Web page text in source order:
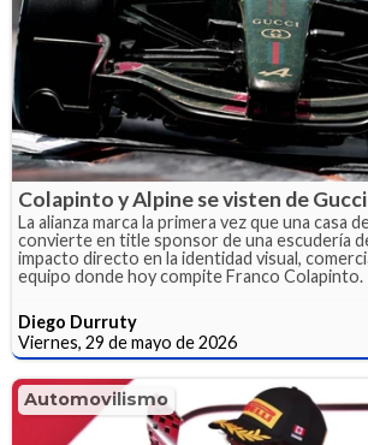
Colapinto y Alpine se visten de Gucci
La alianza marca la primera vez que una casa
convierte en title sponsor de una escudería
impacto directo en la identidad visual,
equipo donde hoy compite Franco Colapinto.
Diego Durruty
Viernes, 29 de mayo de 2026
Automovilismo